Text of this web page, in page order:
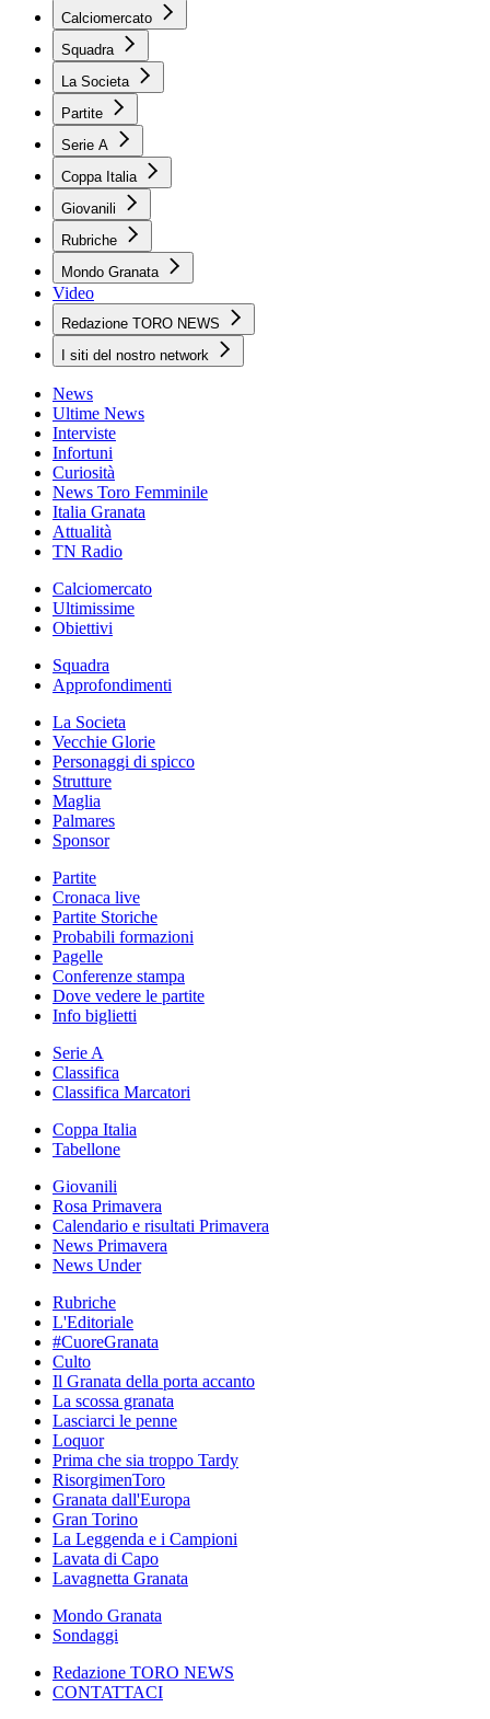
Calciomercato
Squadra
La Societa
Partite
Serie A
Coppa Italia
Giovanili
Rubriche
Mondo Granata
Video
Redazione TORO NEWS
I siti del nostro network
News
Ultime News
Interviste
Infortuni
Curiosità
News Toro Femminile
Italia Granata
Attualità
TN Radio
Calciomercato
Ultimissime
Obiettivi
Squadra
Approfondimenti
La Societa
Vecchie Glorie
Personaggi di spicco
Strutture
Maglia
Palmares
Sponsor
Partite
Cronaca live
Partite Storiche
Probabili formazioni
Pagelle
Conferenze stampa
Dove vedere le partite
Info biglietti
Serie A
Classifica
Classifica Marcatori
Coppa Italia
Tabellone
Giovanili
Rosa Primavera
Calendario e risultati Primavera
News Primavera
News Under
Rubriche
L'Editoriale
#CuoreGranata
Culto
Il Granata della porta accanto
La scossa granata
Lasciarci le penne
Loquor
Prima che sia troppo Tardy
RisorgimenToro
Granata dall'Europa
Gran Torino
La Leggenda e i Campioni
Lavata di Capo
Lavagnetta Granata
Mondo Granata
Sondaggi
Redazione TORO NEWS
CONTATTACI